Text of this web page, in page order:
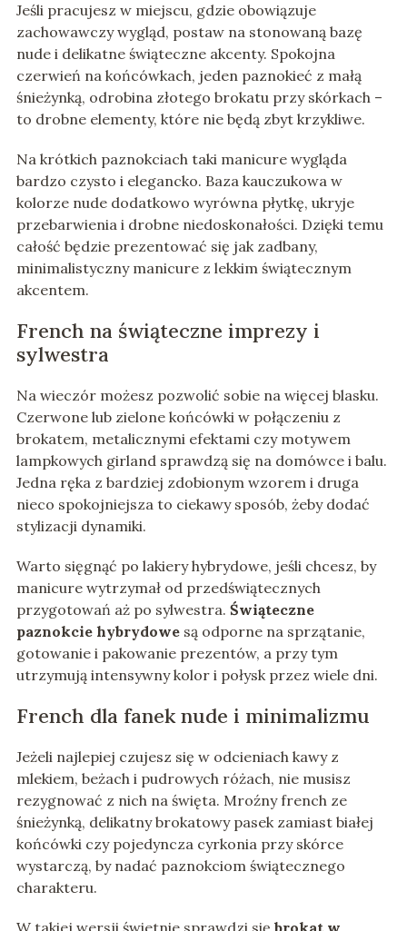
Jeśli pracujesz w miejscu, gdzie obowiązuje
zachowawczy wygląd, postaw na stonowaną bazę
nude i delikatne świąteczne akcenty. Spokojna
czerwień na końcówkach, jeden paznokieć z małą
śnieżynką, odrobina złotego brokatu przy skórkach –
to drobne elementy, które nie będą zbyt krzykliwe.
Na krótkich paznokciach taki manicure wygląda
bardzo czysto i elegancko. Baza kauczukowa w
kolorze nude dodatkowo wyrówna płytkę, ukryje
przebarwienia i drobne niedoskonałości. Dzięki temu
całość będzie prezentować się jak zadbany,
minimalistyczny manicure z lekkim świątecznym
akcentem.
French na świąteczne imprezy i
sylwestra
Na wieczór możesz pozwolić sobie na więcej blasku.
Czerwone lub zielone końcówki w połączeniu z
brokatem, metalicznymi efektami czy motywem
lampkowych girland sprawdzą się na domówce i balu.
Jedna ręka z bardziej zdobionym wzorem i druga
nieco spokojniejsza to ciekawy sposób, żeby dodać
stylizacji dynamiki.
Warto sięgnąć po lakiery hybrydowe, jeśli chcesz, by
manicure wytrzymał od przedświątecznych
przygotowań aż po sylwestra. Świąteczne
paznokcie hybrydowesą odporne na sprzątanie,
gotowanie i pakowanie prezentów, a przy tym
utrzymują intensywny kolor i połysk przez wiele dni.
French dla fanek nude i minimalizmu
Jeżeli najlepiej czujesz się w odcieniach kawy z
mlekiem, beżach i pudrowych różach, nie musisz
rezygnować z nich na święta. Mroźny french ze
śnieżynką, delikatny brokatowy pasek zamiast białej
końcówki czy pojedyncza cyrkonia przy skórce
wystarczą, by nadać paznokciom świątecznego
charakteru.